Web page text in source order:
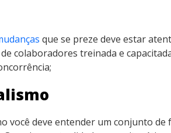
que se preze deve estar
colaboradores treinada e
você deve entender um conjunto